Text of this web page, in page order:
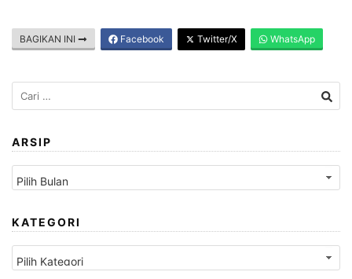
BAGIKAN INI Facebook Twitter/X WhatsApp
Cari
untuk:
ARSIP
Arsip
KATEGORI
Kategori